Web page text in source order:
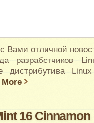
Вами отличной
разработчиков
дистрибутива
More
16 Cinnamon